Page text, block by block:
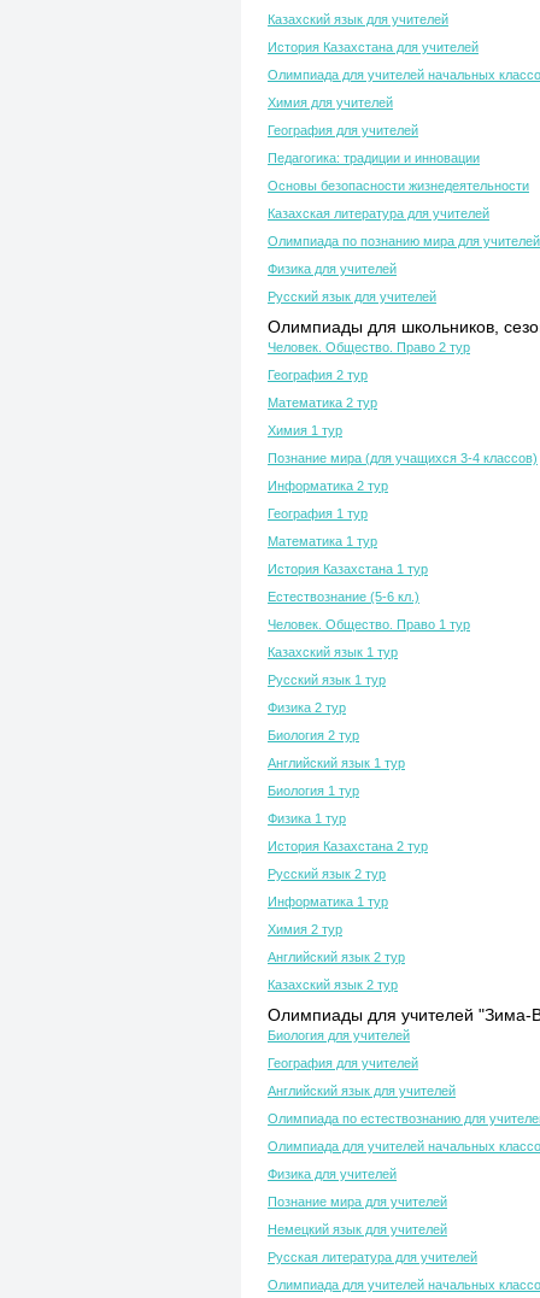
Казахский язык для учителей
История Казахстана для учителей
Олимпиада для учителей начальных
Химия для учителей
География для учителей
Педагогика: традиции и инновации
Основы безопасности жизнедеятельности
Казахская литература для учителей
Олимпиада по познанию мира для учителей
Физика для учителей
Русский язык для учителей
Олимпиады для школьников,
Человек. Общество. Право 2 тур
География 2 тур
Математика 2 тур
Химия 1 тур
Познание мира (для учащихся 3-4 классов)
Информатика 2 тур
География 1 тур
Математика 1 тур
История Казахстана 1 тур
Естествознание (5-6 кл.)
Человек. Общество. Право 1 тур
Казахский язык 1 тур
Русский язык 1 тур
Физика 2 тур
Биология 2 тур
Английский язык 1 тур
Биология 1 тур
Физика 1 тур
История Казахстана 2 тур
Русский язык 2 тур
Информатика 1 тур
Химия 2 тур
Английский язык 2 тур
Казахский язык 2 тур
Олимпиады для учителей "Зима-
Биология для учителей
География для учителей
Английский язык для учителей
Олимпиада по естествознанию для
Олимпиада для учителей начальных
Физика для учителей
Познание мира для учителей
Немецкий язык для учителей
Русская литература для учителей
Олимпиада для учителей начальных